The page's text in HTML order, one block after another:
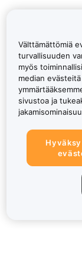
Välttämättömiä
turvallisuuden
myös
median
sivustoa ja